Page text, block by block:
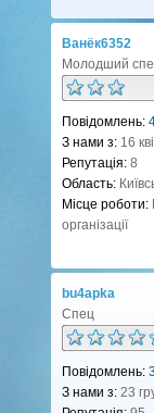
Ванёк6352
Молодший
Повідомлень:
З нами з: 16
Репутація: 8
Область:
Місце роботи:
організації
bu4apka
Спец
Повідомлень:
З нами з: 23